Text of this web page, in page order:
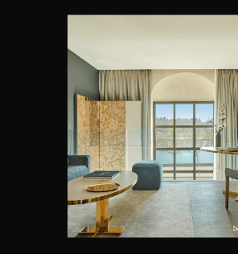
LA SUITE DUPLEX, SUITE
SIGNATURE DE
L’INTERCONTINENTAL LYON
HÔTEL – DIEU *****
Vidéos